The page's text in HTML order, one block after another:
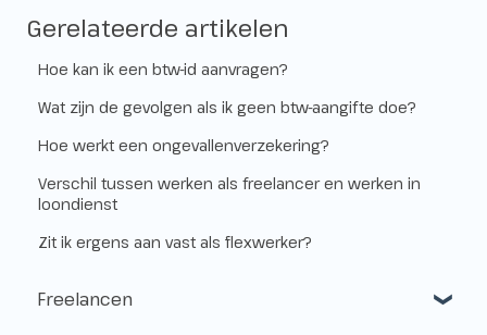
Gerelateerde artikelen
Hoe kan ik een btw-id aanvragen?
Wat zijn de gevolgen als ik geen btw-aangifte doe?
Hoe werkt een ongevallenverzekering?
Verschil tussen werken als freelancer en werken in
loondienst
Zit ik ergens aan vast als flexwerker?
Freelancen